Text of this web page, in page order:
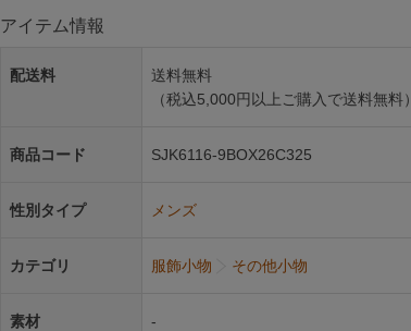
アイテム情報
配送料
送料無料
（税込5,000円以上ご購入で送料無料）
商品コード SJK6116-9BOX26C325
性別タイプ メンズ
カテゴリ 服飾小物 その他小物
素材 -